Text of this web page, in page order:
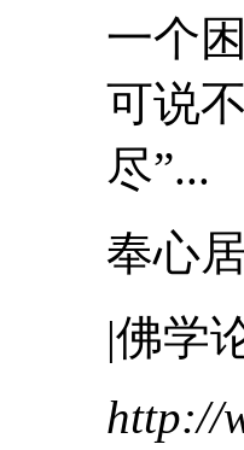
一个
可说
尽”...
奉心
|佛学
http://